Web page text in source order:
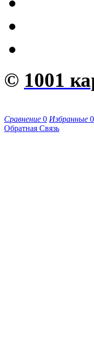
© 1001
Сравнение 0 Избранные 0
Обратная Связь